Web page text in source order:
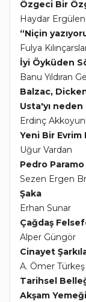
Özgeci Bir
Haydar Ergülen
“Niçin
Fulya
İyi Öyküden
Banu Yıldıran
Balzac,
Usta'yı neden
Erdinç
Yeni Bir Evrim
Uğur Vardan
Pedro
Sezen Ergen
Şaka
Erhan Sunar
Çağdaş
Alper Güngör
Cinayet
A. Ömer Türkeş
Tarihsel
Akşam Yemeği